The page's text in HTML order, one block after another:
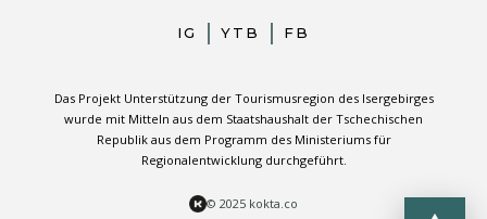
IG YTB FB
Das Projekt Unterstützung der Tourismusregion des Isergebirges
wurde mit Mitteln aus dem Staatshaushalt der Tschechischen
Republik aus dem Programm des Ministeriums für
Regionalentwicklung durchgeführt.
© 2025 kokta.co